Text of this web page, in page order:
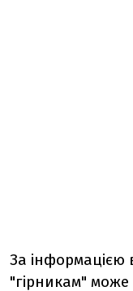
За інформацією
"гірникам" може